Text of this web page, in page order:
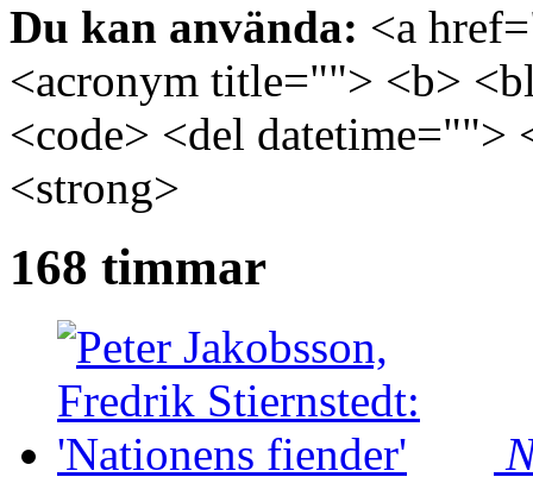
Du kan använda: <a
<acronym title=""> <b>
<code> <del
<strong>
168 timmar